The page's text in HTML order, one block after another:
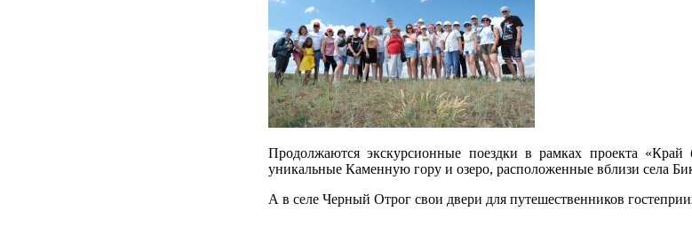
Продолжаются экскурсионные поездки в рамках проекта
уникальные Каменную гору и озеро, расположенные вблизи села
А в селе Черный Отрог свои двери для путешественников